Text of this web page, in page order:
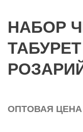
НАБОР
ОПТОВАЯ ЦЕНА